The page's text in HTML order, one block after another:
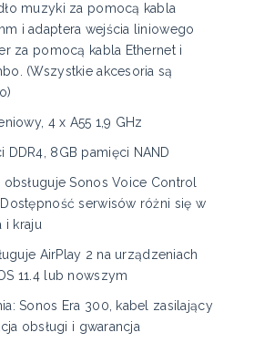
muzyki za pomocą kabla
i adaptera wejścia liniowego
za pomocą kabla Ethernet i
(Wszystkie akcesoria są
4 x A55 1,9 GHz
DDR4, 8GB pamięci NAND
Sonos Voice Control
serwisów różni się w
i kraju
AirPlay 2 na urządzeniach
11.4 lub nowszym
Sonos Era 300, kabel zasilający
obsługi i gwarancja